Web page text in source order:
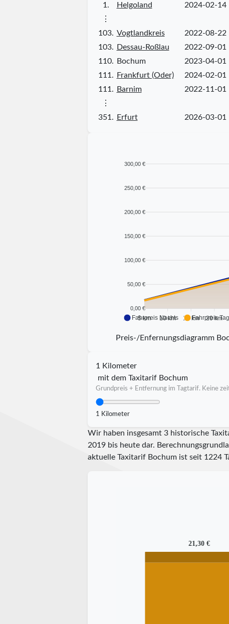
1.
Helgoland 2024-02-14
⋮
103. Vogtlandkreis 2022-08-22
103.
Dessau-Roßlau 2022-09-01
110.
Bochum 2023-04-01
111.
Frankfurt (Oder) 2024-02-01
111.
Barnim 2022-11-01
⋮
351.
Erfurt 2026-03-01
300,00 €
250,00 €
200,00 €
150,00 €
100,00 €
50,00 €
0,00 €
5 km 10 km 15 km 20 km
Fahrpreis Nachts Fahrpreis
Preis-/Enfernungsdiagramm
1 Kilometer
mit dem Taxitarif Bochum
Grundpreis + Entfernung im Tagtarif. Keine
1 Kilometer
Wir haben insgesamt 3 historische
2019 bis heute dar.
aktuelle Taxitarif Bochum ist seit 1224
21,30 €